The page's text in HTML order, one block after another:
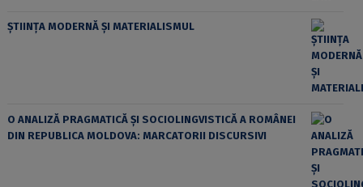
ȘTIINȚA MODERNĂ ȘI MATERIALISMUL
O ANALIZĂ PRAGMATICĂ ȘI SOCIOLINGVISTICĂ A ROMÂNEI
DIN REPUBLICA MOLDOVA: MARCATORII DISCURSIVI